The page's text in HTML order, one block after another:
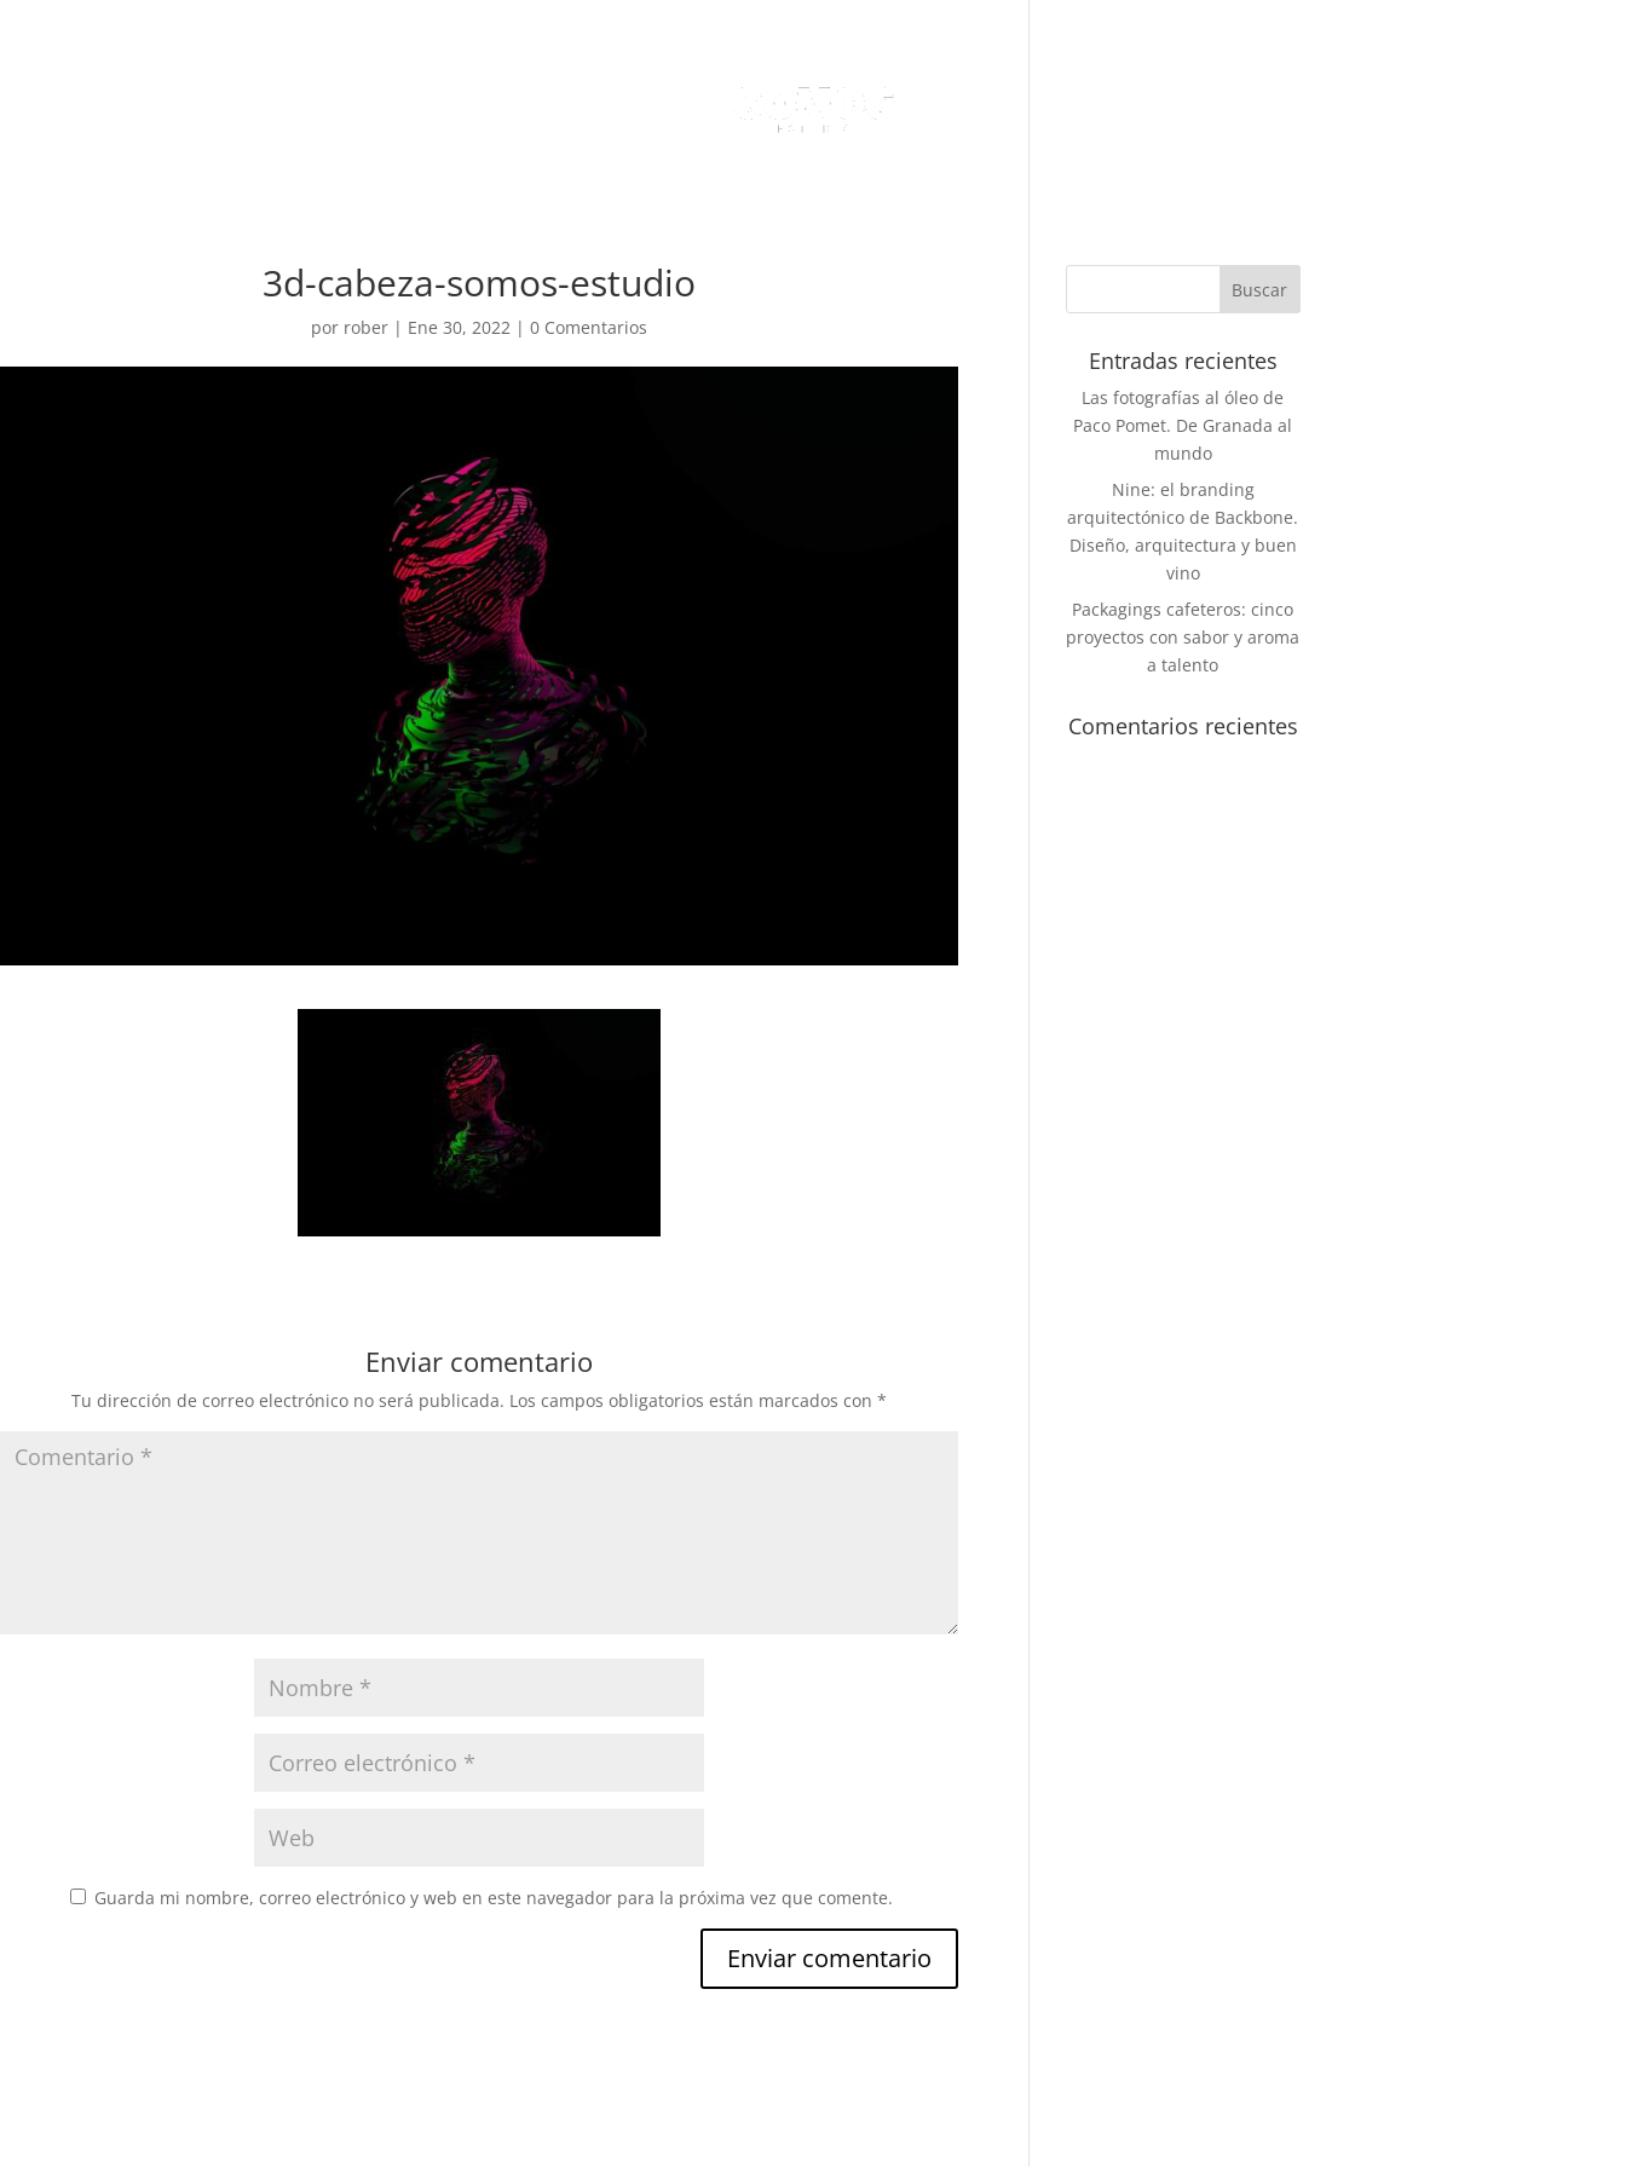
3d-cabeza-somos-estudio
por rober| Ene 30, 2022| 0 Comentarios
Enviar comentario
Tu dirección de correo electrónico no será publicada. Los campos obligatorios están marcados con *
Guarda mi nombre, correo electrónico y web en este navegador para la próxima vez que comente.
Entradas recientes
Las fotografías al óleo de
Paco Pomet. De Granada al
mundo
Nine: el branding
arquitectónico de Backbone.
Diseño, arquitectura y buen
vino
Packagings cafeteros: cinco
proyectos con sabor y aroma
a talento
Comentarios recientes